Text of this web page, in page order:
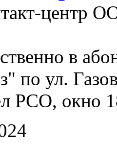
центр
в
по ул.
РСО, окно